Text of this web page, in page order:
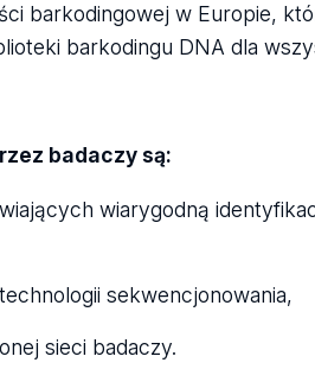
barkodingowej w Europie,
barkodingu DNA dla
badaczy są:
wiarygodną
sekwencjonowania,
sieci badaczy.